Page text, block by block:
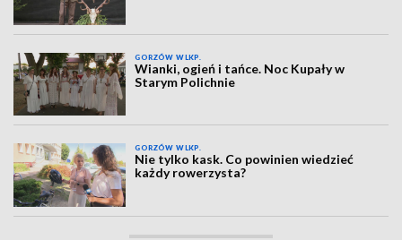
GORZÓW WLKP.
Wianki, ogień i tańce. Noc Kupały w
Starym Polichnie
GORZÓW WLKP.
Nie tylko kask. Co powinien wiedzieć
każdy rowerzysta?